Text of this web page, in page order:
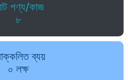
পণ্য/কাজ
৮
ব্যয়
০ লক্ষ